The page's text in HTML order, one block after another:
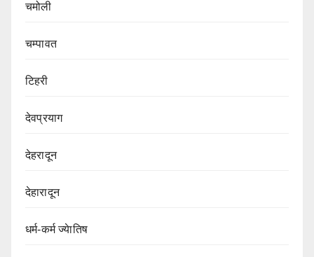
चमोली
चम्पावत
टिहरी
देवप्रयाग
देहरादून
देहारादून
धर्म-कर्म ज्येातिष